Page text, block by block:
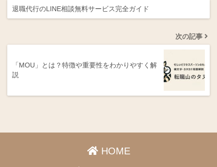
退職代行のLINE相談無料サービス完全ガイド
次の記事
「MOU」とは？特徴や重要性をわかりやすく解
説
HOME